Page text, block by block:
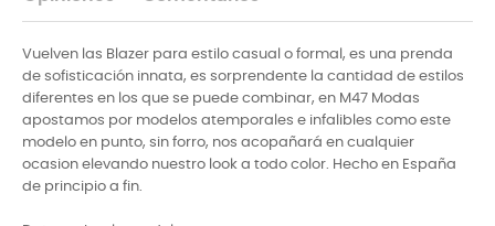
Vuelven las Blazer para estilo casual o formal, es una prenda
de sofisticación innata, es sorprendente la cantidad de estilos
diferentes en los que se puede combinar, en M47 Modas
apostamos por modelos atemporales e infalibles como este
modelo en punto, sin forro, nos acopañará en cualquier
ocasion elevando nuestro look a todo color. Hecho en España
de principio a fin.